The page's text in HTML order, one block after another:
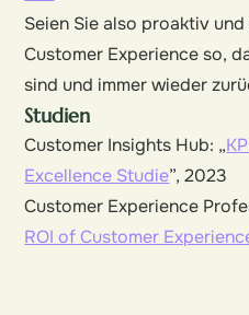
Seien Sie also proaktiv
Customer Experience so,
sind und immer wieder
Studien
Customer Insights Hub: „
Excellence Studie”, 2023
Customer Experience
ROI of Customer